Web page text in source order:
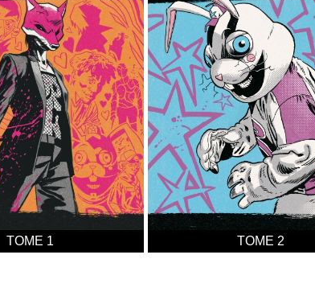
TOME 1 TOME 2